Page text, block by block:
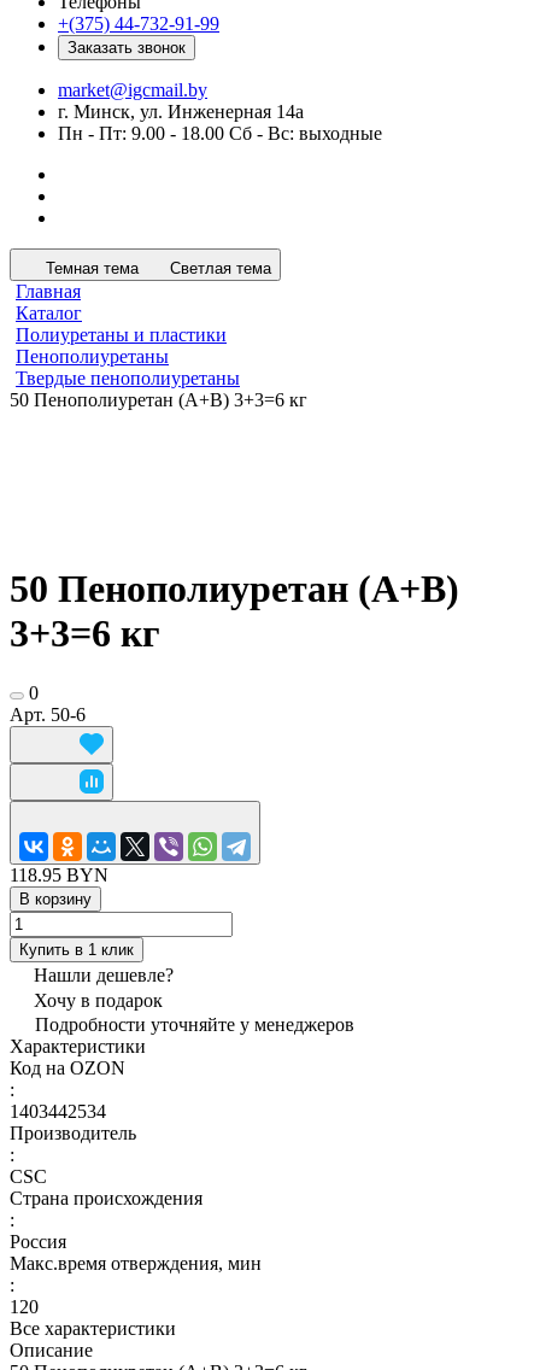
+(375) 44-732-91-99
Заказать звонок
market@igcmail.by
г. Минск, ул. Инженерная 14а
Пн - Пт: 9.00 - 18.00 Сб - Вс: выходные
Темная тема Светлая тема
Главная
Каталог
Полиуретаны и пластики
Пенополиуретаны
Твердые пенополиуретаны
50 Пенополиуретан (А+В) 3+3=6 кг
50 Пенополиуретан (А+В)
3+3=6 кг
0
Арт. 50-6
118.95 BYN
В корзину
Купить в 1 клик
Нашли дешевле?
Хочу в подарок
Подробности уточняйте у менеджеров
Характеристики
Код на OZON
:
1403442534
Производитель
:
CSC
Страна происхождения
:
Россия
Макс.время отверждения, мин
:
120
Все характеристики
Описание